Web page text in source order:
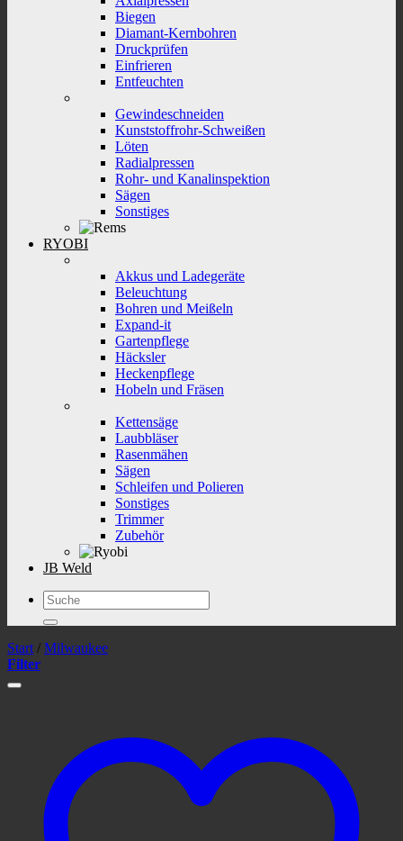
Biegen
Diamant-Kernbohren
Druckprüfen
Einfrieren
Entfeuchten
Gewindeschneiden
Kunststoffrohr-Schweißen
Löten
Radialpressen
Rohr- und Kanalinspektion
Sägen
Sonstiges
RYOBI
Akkus und Ladegeräte
Beleuchtung
Bohren und Meißeln
Expand-it
Gartenpflege
Häcksler
Heckenpflege
Hobeln und Fräsen
Kettensäge
Laubbläser
Rasenmähen
Sägen
Schleifen und Polieren
Sonstiges
Trimmer
Zubehör
JB Weld
Suchen
nach:
Start / Milwaukee
Filter